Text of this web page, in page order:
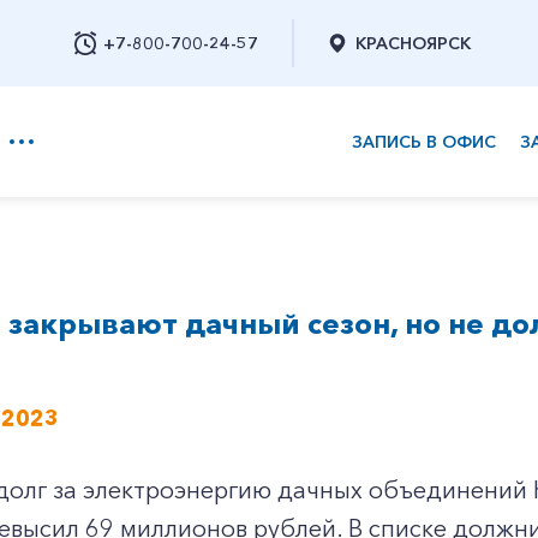
+7-800-700-24-57
Заказать обратный звонок
КРАСНОЯРСК
ЗАПИСЬ В ОФИС
дачный сезон, но не
за электроэнергию дачных объединений
69 миллионов рублей. В списке